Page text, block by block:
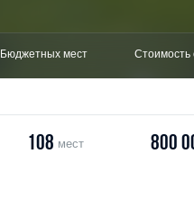
Бюджетных мест Стоимость
108 мест 800